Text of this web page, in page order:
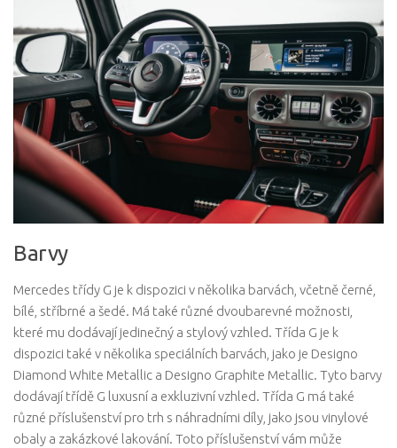
Barvy
Mercedes třídy G je k dispozici v několika barvách, včetně černé,
bílé, stříbrné a šedé. Má také různé dvoubarevné možnosti,
které mu dodávají jedinečný a stylový vzhled. Třída G je k
dispozici také v několika speciálních barvách, jako je Designo
Diamond White Metallic a Designo Graphite Metallic. Tyto barvy
dodávají třídě G luxusní a exkluzivní vzhled. Třída G má také
různé příslušenství pro trh s náhradními díly, jako jsou vinylové
obaly a zakázkové lakování. Toto příslušenství vám může